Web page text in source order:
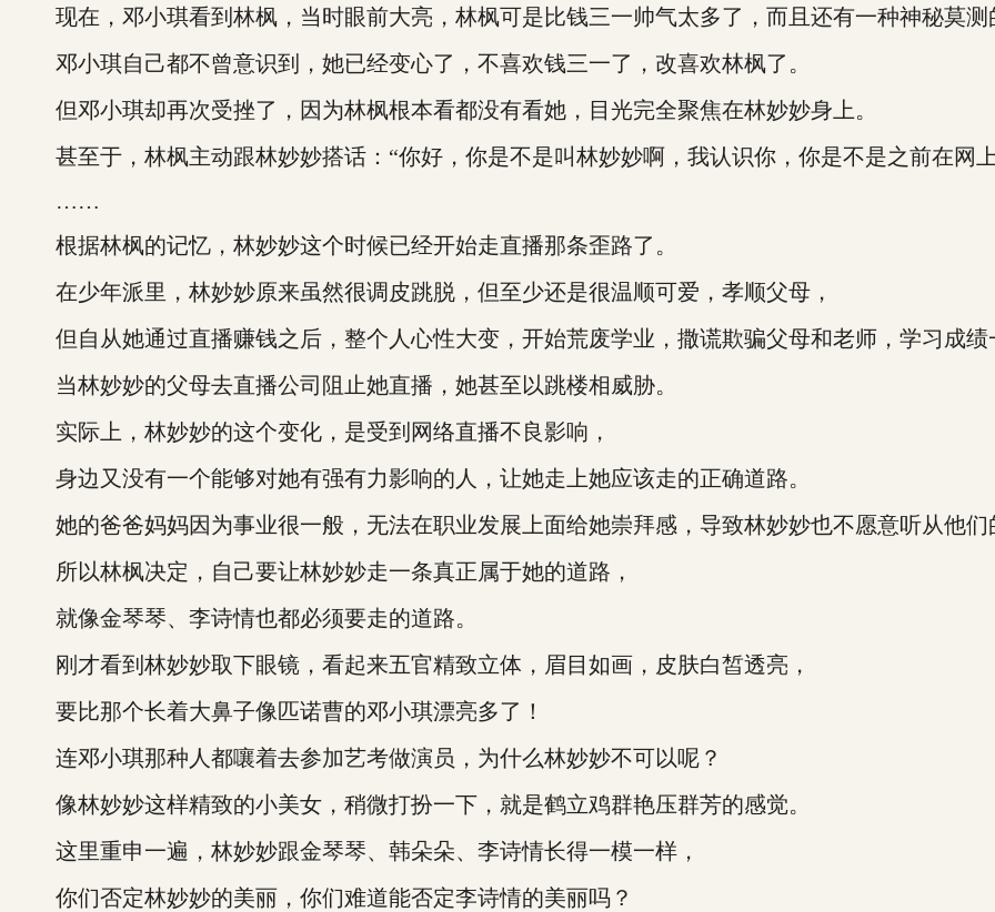
现在，邓小琪看到林枫，当时眼前大亮，林枫可是比钱三一帅气太多了，而且还有一种神秘莫测
邓小琪自己都不曾意识到，她已经变心了，不喜欢钱三一了，改喜欢林枫了。
但邓小琪却再次受挫了，因为林枫根本看都没有看她，目光完全聚焦在林妙妙身上。
甚至于，林枫主动跟林妙妙搭话：“你好，你是不是叫林妙妙啊，我认识你，你是不是之前在网
……
根据林枫的记忆，林妙妙这个时候已经开始走直播那条歪路了。
在少年派里，林妙妙原来虽然很调皮跳脱，但至少还是很温顺可爱，孝顺父母，
但自从她通过直播赚钱之后，整个人心性大变，开始荒废学业，撒谎欺骗父母和老师，学习成绩
当林妙妙的父母去直播公司阻止她直播，她甚至以跳楼相威胁。
实际上，林妙妙的这个变化，是受到网络直播不良影响，
身边又没有一个能够对她有强有力影响的人，让她走上她应该走的正确道路。
她的爸爸妈妈因为事业很一般，无法在职业发展上面给她崇拜感，导致林妙妙也不愿意听从他们
所以林枫决定，自己要让林妙妙走一条真正属于她的道路，
就像金琴琴、李诗情也都必须要走的道路。
刚才看到林妙妙取下眼镜，看起来五官精致立体，眉目如画，皮肤白皙透亮，
要比那个长着大鼻子像匹诺曹的邓小琪漂亮多了！
连邓小琪那种人都嚷着去参加艺考做演员，为什么林妙妙不可以呢？
像林妙妙这样精致的小美女，稍微打扮一下，就是鹤立鸡群艳压群芳的感觉。
这里重申一遍，林妙妙跟金琴琴、韩朵朵、李诗情长得一模一样，
你们否定林妙妙的美丽，你们难道能否定李诗情的美丽吗？